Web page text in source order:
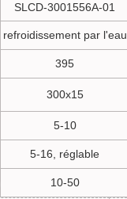
SLCD-3001556A-01
refroidissement par l'eau
395
300x15
5-10
5-16, réglable
10-50